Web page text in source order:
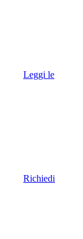
Leggi le
Richiedi